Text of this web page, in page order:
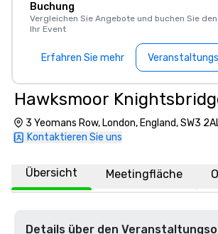
Buchung
Vergleichen Sie Angebote und buchen Sie
Ihr Event
Erfahren Sie mehr
Hawksmoor
3 Yeomans Row, London, England, SW3
Kontaktieren Sie uns
Übersicht Meetingfläche
Details über den